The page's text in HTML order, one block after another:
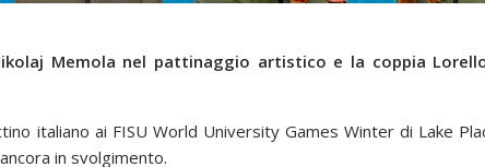
Memola nel pattinaggio artistico e la coppia
italiano ai FISU World University Games Winter di Lake
in svolgimento.